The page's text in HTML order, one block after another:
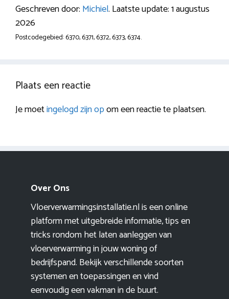
Geschreven door: Michiel. Laatste update: 1 augustus
2026
Postcodegebied: 6370, 6371, 6372, 6373, 6374.
Plaats een reactie
Je moetingelogd zijn opom een reactie te plaatsen.
Over Ons
Vloerverwarmingsinstallatie.nl is een online
platform met uitgebreide informatie, tips en
tricks rondom het laten aanleggen van
vloerverwarming in jouw woning of
bedrijfspand. Bekijk verschillende soorten
systemen en toepassingen en vind
eenvoudig een vakman in de buurt.